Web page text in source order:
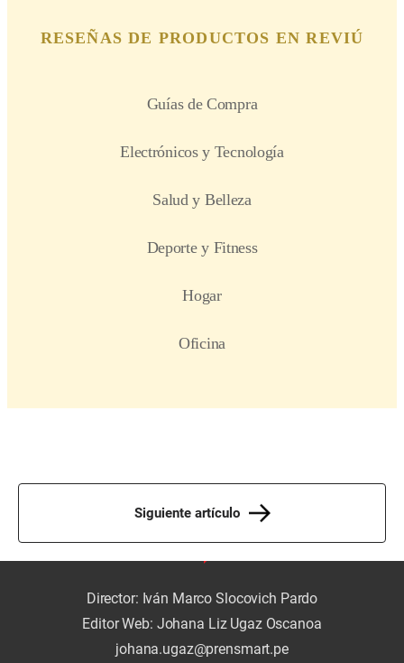
Siguiente artículo
Director: Iván Marco Slocovich Pardo
Editor Web: Johana Liz Ugaz Oscanoa
johana.ugaz@prensmart.pe